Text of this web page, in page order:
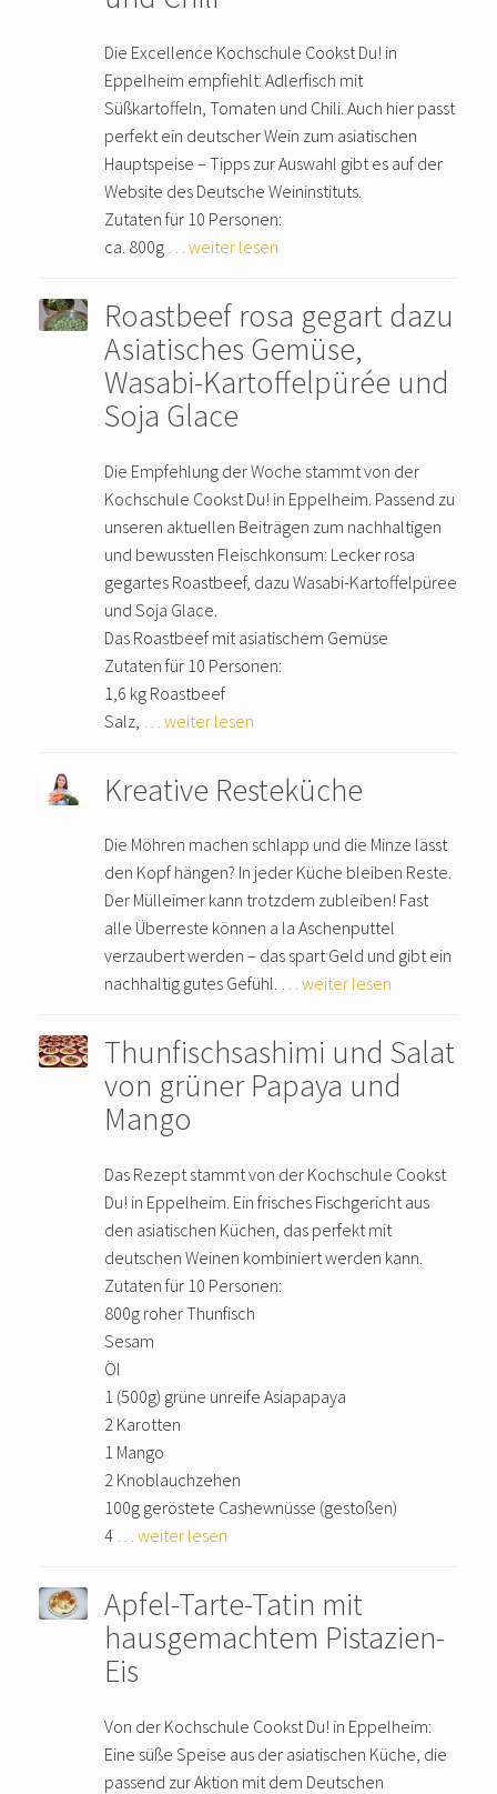
Die Excellence Kochschule Cookst Du! in
Eppelheim empfiehlt: Adlerfisch mit
Süßkartoffeln, Tomaten und Chili. Auch hier passt
perfekt ein deutscher Wein zum asiatischen
Hauptspeise – Tipps zur Auswahl gibt es auf der
Website des Deutsche Weininstituts.
Zutaten für 10 Personen:
ca. 800g … weiter lesen
Roastbeef rosa gegart dazu
Asiatisches Gemüse,
Wasabi-Kartoffelpürée und
Soja Glace
Die Empfehlung der Woche stammt von der
Kochschule Cookst Du! in Eppelheim. Passend zu
unseren aktuellen Beiträgen zum nachhaltigen
und bewussten Fleischkonsum: Lecker rosa
gegartes Roastbeef, dazu Wasabi-Kartoffelpüree
und Soja Glace.
Das Roastbeef mit asiatischem Gemüse
Zutaten für 10 Personen:
1,6 kg Roastbeef
Salz,
… weiter lesen
Kreative Resteküche
Die Möhren machen schlapp und die Minze lässt
den Kopf hängen? In jeder Küche bleiben Reste.
Der Mülleimer kann trotzdem zubleiben! Fast
alle Überreste können a la Aschenputtel
verzaubert werden – das spart Geld und gibt ein
nachhaltig gutes Gefühl. … weiter lesen
Thunfischsashimi und Salat
von grüner Papaya und
Mango
Das Rezept stammt von der Kochschule Cookst
Du! in Eppelheim. Ein frisches Fischgericht aus
den asiatischen Küchen, das perfekt mit
deutschen Weinen kombiniert werden kann.
Zutaten für 10 Personen:
800g roher Thunfisch
Sesam
Öl
1 (500g) grüne unreife Asiapapaya
2 Karotten
1 Mango
2 Knoblauchzehen
100g geröstete Cashewnüsse (gestoßen)
4
… weiter lesen
Apfel-Tarte-Tatin mit
hausgemachtem Pistazien-
Eis
Von der Kochschule Cookst Du! in Eppelheim:
Eine süße Speise aus der asiatischen Küche, die
passend zur Aktion mit dem Deutschen